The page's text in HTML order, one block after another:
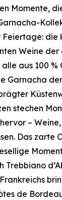
Momente,
Feiertage:
Weine
alle aus 100
Garnacha
stechen
–
Das zarte
Trebbiano
de